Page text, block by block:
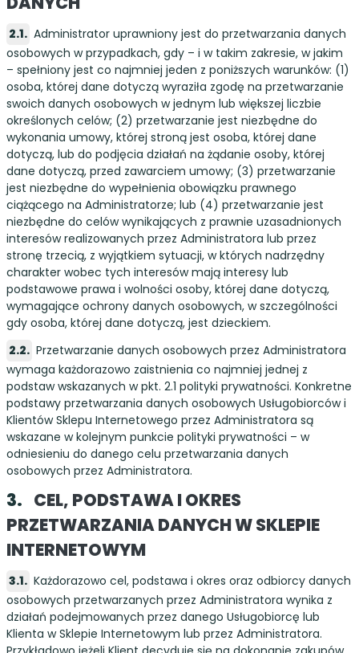
Administrator uprawniony jest do przetwarzania danych
osobowych w przypadkach, gdy – i w takim zakresie, w jakim
– spełniony jest co najmniej jeden z poniższych warunków: (1)
osoba, której dane dotyczą wyraziła zgodę na przetwarzanie
swoich danych osobowych w jednym lub większej liczbie
określonych celów; (2) przetwarzanie jest niezbędne do
wykonania umowy, której stroną jest osoba, której dane
dotyczą, lub do podjęcia działań na żądanie osoby, której
dane dotyczą, przed zawarciem umowy; (3) przetwarzanie
jest niezbędne do wypełnienia obowiązku prawnego
ciążącego na Administratorze; lub (4) przetwarzanie jest
niezbędne do celów wynikających z prawnie uzasadnionych
interesów realizowanych przez Administratora lub przez
stronę trzecią, z wyjątkiem sytuacji, w których nadrzędny
charakter wobec tych interesów mają interesy lub
podstawowe prawa i wolności osoby, której dane dotyczą,
wymagające ochrony danych osobowych, w szczególności
gdy osoba, której dane dotyczą, jest dzieckiem.
Przetwarzanie danych osobowych przez Administratora
wymaga każdorazowo zaistnienia co najmniej jednej z
podstaw wskazanych w pkt. 2.1 polityki prywatności. Konkretne
podstawy przetwarzania danych osobowych Usługobiorców i
Klientów Sklepu Internetowego przez Administratora są
wskazane w kolejnym punkcie polityki prywatności – w
odniesieniu do danego celu przetwarzania danych
osobowych przez Administratora.
CEL, PODSTAWA I OKRES
PRZETWARZANIA DANYCH W SKLEPIE
INTERNETOWYM
Każdorazowo cel, podstawa i okres oraz odbiorcy danych
osobowych przetwarzanych przez Administratora wynika z
działań podejmowanych przez danego Usługobiorcę lub
Klienta w Sklepie Internetowym lub przez Administratora.